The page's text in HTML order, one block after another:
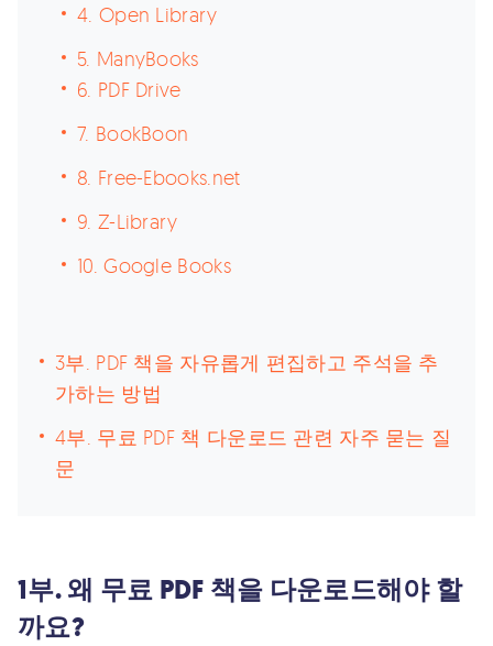
4. Open Library
5. ManyBooks
6. PDF Drive
7. BookBoon
8. Free-Ebooks.net
9. Z-Library
10. Google Books
3부. PDF 책을 자유롭게 편집하고 주석을 추
가하는 방법
4부. 무료 PDF 책 다운로드 관련 자주 묻는 질
문
1부. 왜 무료 PDF 책을 다운로드해야 할
까요?